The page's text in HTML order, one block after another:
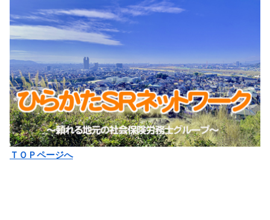
ＴＯＰページへ